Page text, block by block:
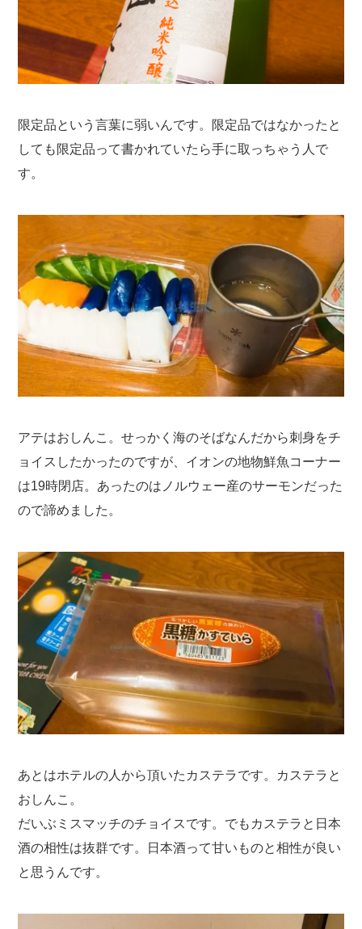
限定品という言葉に弱いんです。限定品ではなかったと
しても限定品って書かれていたら手に取っちゃう人で
す。
アテはおしんこ。せっかく海のそばなんだから刺身をチ
ョイスしたかったのですが、イオンの地物鮮魚コーナー
は19時閉店。あったのはノルウェー産のサーモンだった
ので諦めました。
あとはホテルの人から頂いたカステラです。カステラと
おしんこ。
だいぶミスマッチのチョイスです。でもカステラと日本
酒の相性は抜群です。日本酒って甘いものと相性が良い
と思うんです。